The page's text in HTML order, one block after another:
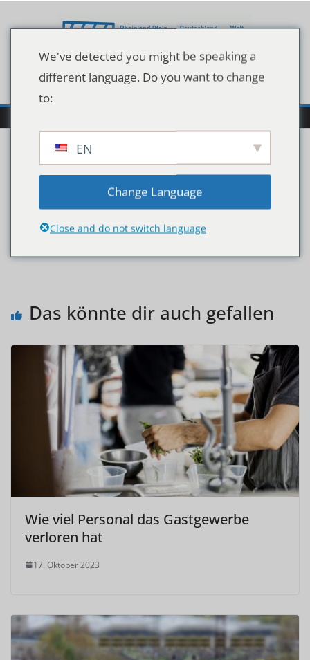
Inhalt
128530085
Das könnte dir auch gefallen
Wie viel Personal das Gastgewerbe
verloren hat
17. Oktober 2023
We've detected you might be speaking a
different language. Do you want to change
to:
EN
Change Language
Close and do not switch language